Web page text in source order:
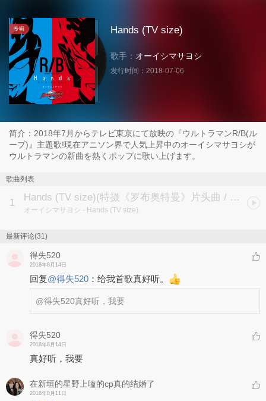
专辑 Hands (TV size)
歌手： オーイシマサヨシ
发行时间： 2018-07-06
简介：2018年7月からテレビ東京にて放映の『ウルトラマンR/B(ル
ーブ)』主題歌!現在アニソン界で人気上昇中のオーイシマサヨシが
ウルトラマンの新曲を熱くポップに歌い上げます。
歌曲列表
1 Hands (TV size)(特摄《罗布奥特曼》片头曲 / 特撮「ウルトラマンR/B」OPテーマ)
オーイシマサヨシ - Hands (TV size)
最新评论(31)
得失520
2018年8月14日
回复@得失520 ： 给我首歌真好听。
@得失520真好听，我要
得失520
2018年8月14日
真好听，我要
在新垣的星野上嗑的cp真的结婚了
2018年8月11日